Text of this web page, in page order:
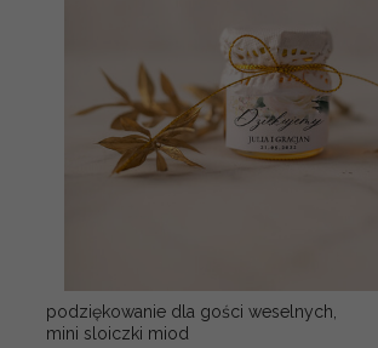
podziękowanie dla gości weselnych,
mini sloiczki miod